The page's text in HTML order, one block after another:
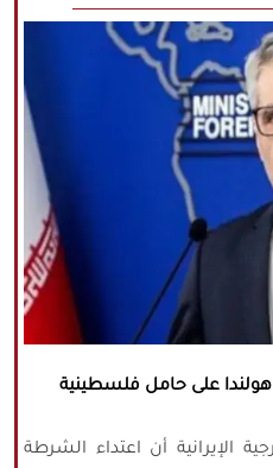
هولندا على حامل فلسطينية
الإيرانية أن اعتداء الشرطة